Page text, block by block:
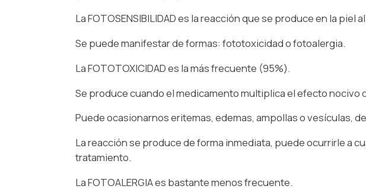
La FOTOSENSIBILIDAD es la reacción que se produce en la
Se puede manifestar de formas: fototoxicidad o fotoalergia.
La FOTOTOXICIDAD es la más frecuente (95%).
Se produce cuando el medicamento multiplica el efecto nocivo
Puede ocasionarnos eritemas, edemas, ampollas o vesículas,
La reacción se produce de forma inmediata, puede ocurrirle a
tratamiento.
La FOTOALERGIA es bastante menos frecuente.